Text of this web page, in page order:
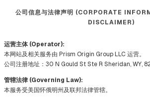
公司信息与法律声明 (CORPORATE
DISCLAIMER)
运营主体 (Operator):
本网站及相关服务由 Prism Origin Group LLC 运营。
公司注册地址：30 N Gould St Ste R Sheridan, WY,
管辖法律 (Governing Law):
本服务受美国怀俄明州及联邦法律管辖。